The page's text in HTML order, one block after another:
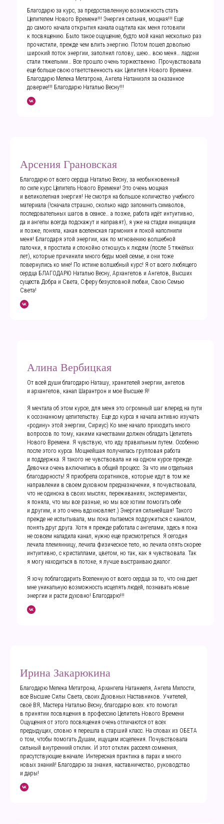
Благодарю за курс, за предоставленную возможность стать
Целителем Нового Времени!!! Энергия сильная, мощная!!! Еще
до самого начала открытия канала ощутила как меня готовили
к посвящению. Было такое ощущение, будто мой канал несколько раз
прочистили, прежде чем влить энергию. Потом пошел довольно
широкий поток энергии, заполнил голову, шею… всю меня… ладони
стали тяжелыми… Все прошло очень торжественно. Прочувствовала
еще больше свою ответственность как Целителя Нового Времени.
Благодарю Мелека Метатрона, Ангела Натаниэля за оказанное
доверие!!! Благодарю Наталью Весну!!!
Арсения Грановская
Благодарю от всего сердца Наталью Весну, за необыкновенный
по силе курс Целитель Нового Времени! Это очень мощная
и великолепная энергия! Не смотря на большое количество учебного
материала (!сначала страшно, сколько надо запомнить символов,
последовательных шагов в сеансе… а позже, работа идёт интуитивно,
да и ангелы всегда подскажут и направят), я уже на стадии инициации
и позже, поняла, какая вселенская гармония и покой наполнили
меня! Благодаря этой энергии, как по мгновению волшебной
палочки, я простила и спокойно отношусь к людям (после 5 тяжёлых
лет), которые причинили много беды моей семье, и они тоже
повернулись ко мне! По истине волшебный курс! Я от всего любящего
сердца БЛАГОДАРЮ Наталью Весну, Архангелов и Ангелов, Высших
существ Добра и Света, Сферу безусловной любви, Свою Семью
Света!
Алина Вербицкая
От всей души благодарю Наташу, хранителей энергии, ангелов
и архангелов, канал Шарантрон и мое Высшее Я!
Я мечтала об этом курсе, для меня это огромный шаг вперед на пути
к осознанному целительству. Еще до курса я начала активно изучать
«родину» этой энергии, Сириус) Ко мне начало приходить много
вопросов по тому, какими качествами должен обладать Целитель
Нового Времени. Я чувствую, что иду правильным путем. Особенно
после этого курса. Мощнейшая получилась групповая работа
и поддержка. Я такого не чувствовала ни на одном курсе прежде.
Девочки очень включились в общий процесс. За что им отдельная
благодарность! Я приобрела соратников, которые идут в том же
направлении в своем духовном предназначении, я почувствовала,
что не одинока в своих мыслях, переживаниях, экспериментах,
я поняла, что мы все разные, но мы все хотим помогать себе
и другим, и это очень вдохновляет.) Энергия сильнейшая! Такого
прежде не испытывала, мы пока пытаемся подружиться с каналом,
понять друг друга. Хотя я прежде работала с ангелами, здесь я пока
не совсем наладила канал, нужно еще присмотреться. Я сегодня
лечила племянницу, лечила физическое тело, но лечила опять скорее
интуитивно, с кристаллами, цветом, но так, как я чувствовала. Так
я могу находиться в потоке, я лучше выстраиваю диалог.
Я хочу поблагодарить Вселенную от всего сердца за то, что она дает
мне уникальную возможность исцелять людей, познавать новые
энергии и расти духовно! Благодарю!!!
Ирина Закарюкина
Благодарю Мелека Метатрона, Архангела Натаниеля, Ангела Милости,
все Высшие Силы Света, своих Духовных Наставников. Учителей,
своё ВЯ, Мастера Наталью Весну, благодарю всех. кто помогал
в принятии посвящения в профессию Целитель Нового Времени
Ощущения от этого посвящения очень отличаются от всех
предыдущих, словно я перешла в старший класс. На словах из ОБЕТА
о том, чтобы помогать Душам, ищущим исцеления. Почувствовала
сильный внутренний отклик. И этот отклик рассеял сомнения,
присутствующие вначале. Интересная практика в парах и много
новых знаний! Благодарю за знания, наставничество, руководство
и дары!